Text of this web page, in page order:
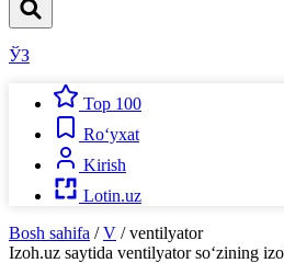
ЎЗ
Top 100
Ro‘yxat
Kirish
Lotin.uz
Bosh sahifa / V / ventilyator
Izoh.uz saytida ventilyatorso‘zining